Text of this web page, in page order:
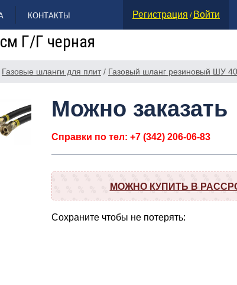
КОНТАКТЫ Регистрация / Войти
Г/Г черная
Газовые шланги для плит / Газовый шланг резиновый ШУ
Можно заказать
Справки по тел: +7 (342) 206-06-83
МОЖНО КУПИТЬ В
Сохраните чтобы не потерять: